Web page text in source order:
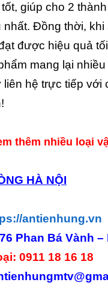
giúp cho 2
nhất. Đồng thời,
được hiệu quả
mang lại
liên hệ trực tiếp
thêm nhiều loại
HÀ NỘI
antienhung.vn
Phan Bá Vành
0911 18 16 18